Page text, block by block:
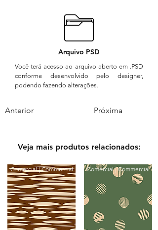
Arquivo PSD
Você terá acesso ao arquivo aberto em .PSD
conforme desenvolvido pelo designer,
podendo fazendo alterações.
Anterior Próxima
Veja mais produtos relacionados:
Comercial | Commercial Comercial | Commercial